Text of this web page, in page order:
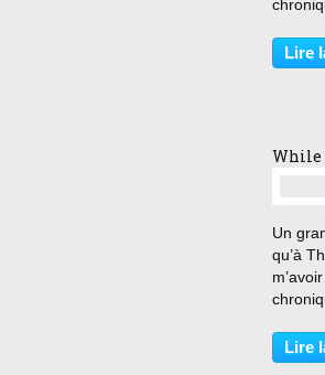
C’est
Lire
While
Un
qu’à
On a
Lire